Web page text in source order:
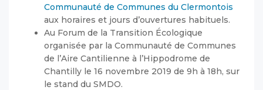
Communauté de Communes du Clermontois
aux horaires et jours d’ouvertures habituels.
Au Forum de la Transition Écologique
organisée par la Communauté de Communes
de l’Aire Cantilienne à l’Hippodrome de
Chantilly le 16 novembre 2019 de 9h à 18h, sur
le stand du SMDO.